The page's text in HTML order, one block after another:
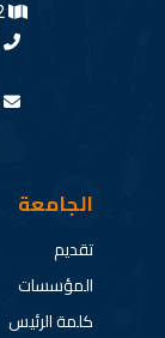
الجامعة
تقديم
المؤسسات
كلمة الرئيس